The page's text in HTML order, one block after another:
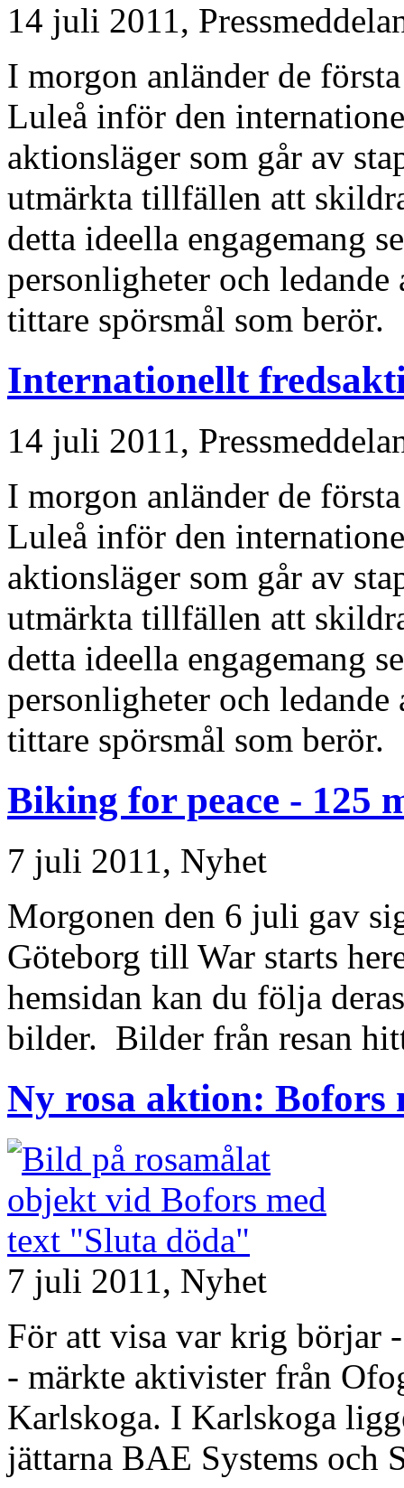
14 juli 2011,
I morgon anländer de
Luleå inför den
aktionsläger som går av
utmärkta tillfällen att
detta ideella engagemang
personligheter och
tittare spörsmål som berör.
Internationellt
14 juli 2011,
I morgon anländer de
Luleå inför den
aktionsläger som går av
utmärkta tillfällen att
detta ideella engagemang
personligheter och
tittare spörsmål som berör.
Biking for peace - 125
7 juli 2011, Nyhet
Morgonen den 6 juli gav
Göteborg till War starts
hemsidan kan du följa
bilder. Bilder från resan
Ny rosa aktion:
7 juli 2011, Nyhet
För att visa var krig börjar
- märkte aktivister från
Karlskoga. I Karlskoga
jättarna BAE Systems och